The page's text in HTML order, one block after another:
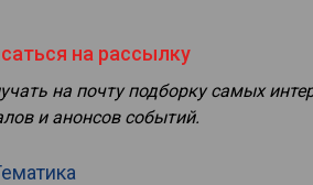
на рассылку
на почту подборку самых
и анонсов событий.